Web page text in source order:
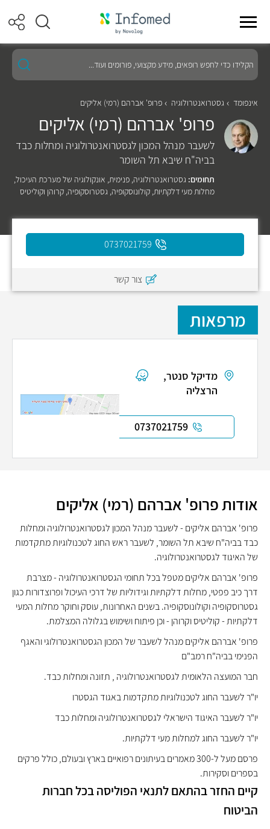
הקלידו
כדי
לחפש
מקצועי,
פורומים
ועוד...
אינפומד גסטרואנטרולוגיה פרופ' אברהם (רמי) אליקים
פרופ' אברהם (רמי) אליקים
לשעבר מנהל המכון לגסטרואנטרולוגיה ומחלות כבד
בביה"ח שיבא תל השומר
תחומים: גסטרואנטרולוגיה, פנימית, אונקולוגיה של מערכת העיכול,
מחלות מעי דלקתיות, קולונוסקופיה, גסטרוסקופיה, קרוהן וקוליטיס
0737021759
צור קשר
מרפאות
מדיקל סנטר,
הרצליה
0737021759
אודות פרופ' אברהם (רמי) אליקים
פרופ' אברהם אליקים - לשעבר מנהל המכון לגסטרואנטרולוגיה ומחלות
כבד בביה"ח שיבא תל השומר, לשעבר ראש החוג לטכנולוגיות מתקדמות
של האיגוד לגסטרואנטרולוגיה.
פרופ' אברהם אליקים מטפל בכל תחומי הגסטרואנטרולוגיה - מצרבת
דרך כיב פפטי, מחלות דלקתיות וגידוליות של דרכי העיכול ופרוצדורות כגון
גסטרוסקופיה וקולונוסקופיה. בשנים האחרונות, עוסק וחוקר מחלות המעי
דלקתיות - קוליטיס וקרוהן - וכן פיתוח ושימוש בגלולה המצלמת.
פרופ' אברהם אליקים מנהל לשעבר של המכון הגסטרואנטרולוגי והאגף
הפנימי בביה"ח רמב"ם
חבר המועצה הלאומית לגסטרואנטרולוגיה , תזונה ומחלות כבד.
יו"ר לשעבר החוג לטכנולוגיות מתקדמות באגוד הגסטרו
יו"ר לשעבר האיגוד הישראלי לגסטרואנטרולוגיה ומחלות כבד
יו"ר לשעבר החוג למחלות מעי דלקתיות.
פרסם מעל ל-300 מאמרים בעיתונים רפואיים בארץ ובעולם, כולל פרקים
בספרים וסקירות.
קיים החזר בהתאם לתנאי הפוליסה בכל חברות
הביטוח